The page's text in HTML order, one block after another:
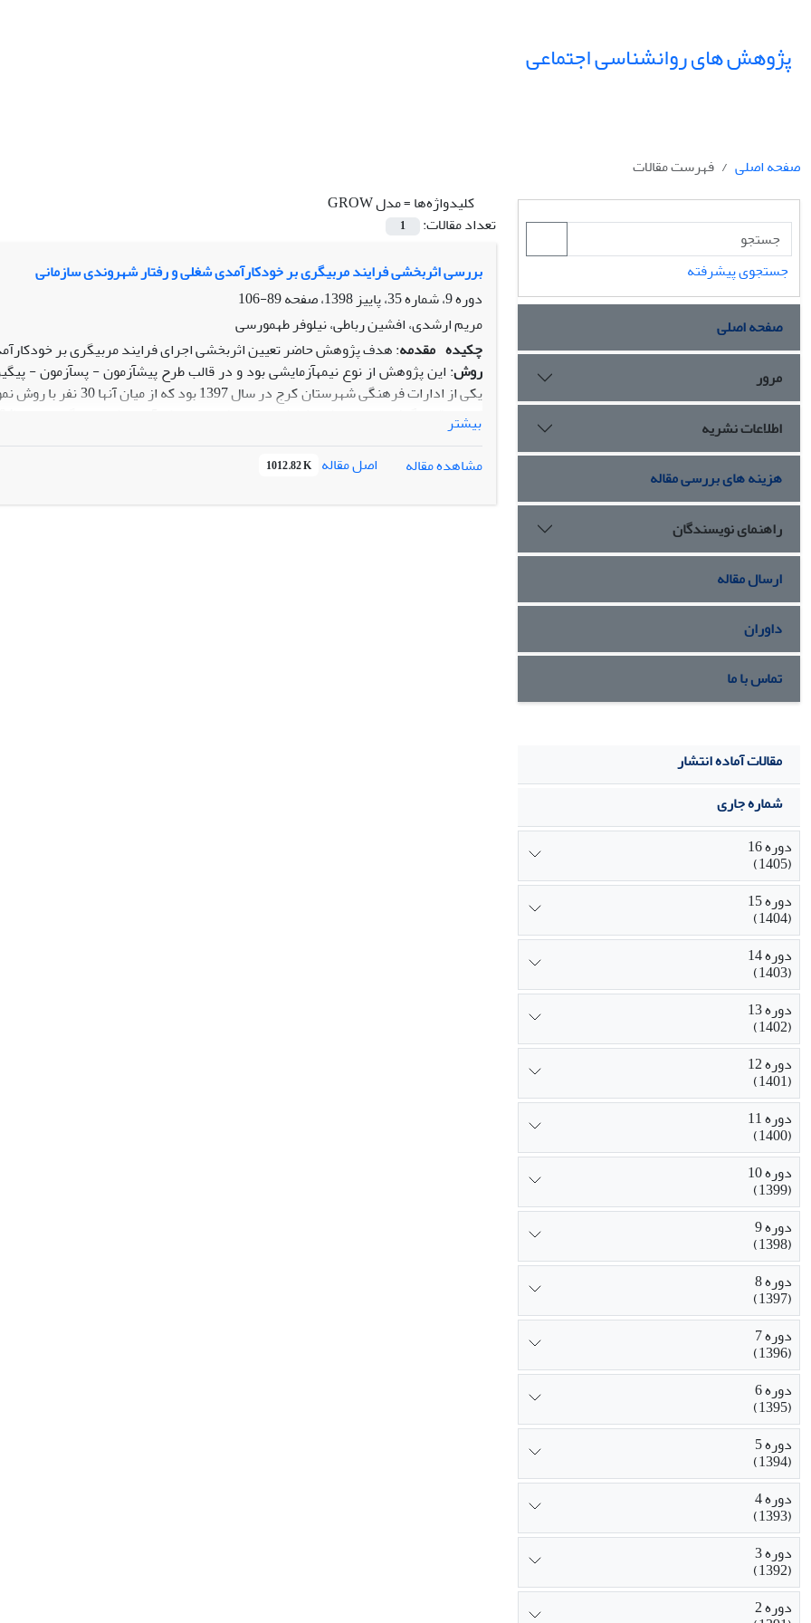
پژوهش های روانشناسی اجتماعی
صفحه اصلی
فهرست مقالات
کلیدواژه‌ها =مدل GROW
تعداد مقالات:
1
بررسی اثربخشی فرایند مربیگری بر خودکارآمدی شغلی و رفتار شهروندی سازمانی
دوره 9، شماره 35، پاییز 1398، صفحه
89-106
مریم ارشدی، افشین رباطی، نیلوفر طهمورسی
چکیده مقدمه: هدف پژوهش حاضر تعیین اثربخشی اجرای فرایند مربیگری بر
روش: این پژوهش از نوع نیمه­آزمایشی بود و در قالب طرح پیش­آزمون - پس­آزمون -
یکی از ادارات فرهنگی
مدل مربیگری GROW بود. جهت تجزیه و تحلیل داده­ها از روش تحلیل واریانس آمیخته استفاده شد.
یافته­ها
تحلیل­های دوره پیگیری نشان داد که این افزایش­ها با گذشت زمان پایدار هستند.
نتیجه­گیری: با توجه به نتایج پژوهش، آموزش دوره­های مربیگری جهت افزایش
بیشتر
مشاهده مقاله
اصل مقاله 1012.82 K
جستجوی پیشرفته
صفحه اصلی
مرور
اطلاعات نشریه
هزینه های بررسی مقاله
راهنمای نویسندگان
ارسال مقاله
داوران
تماس با ما
مقالات آماده انتشار
شماره جاری
دوره 16
(1405)
دوره 15
(1404)
دوره 14
(1403)
دوره 13
(1402)
دوره 12
(1401)
دوره 11
(1400)
دوره 10
(1399)
دوره 9
(1398)
دوره 8
(1397)
دوره 7
(1396)
دوره 6
(1395)
دوره 5
(1394)
دوره 4
(1393)
دوره 3
(1392)
دوره 2